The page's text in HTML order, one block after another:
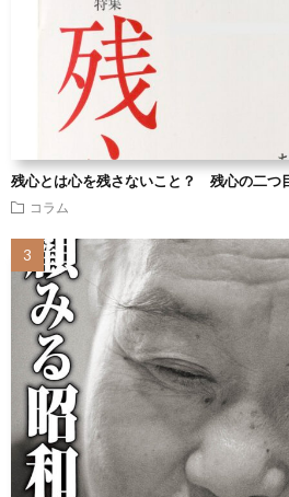
残心とは心を残さないこと？ 残心の二つ
コラム